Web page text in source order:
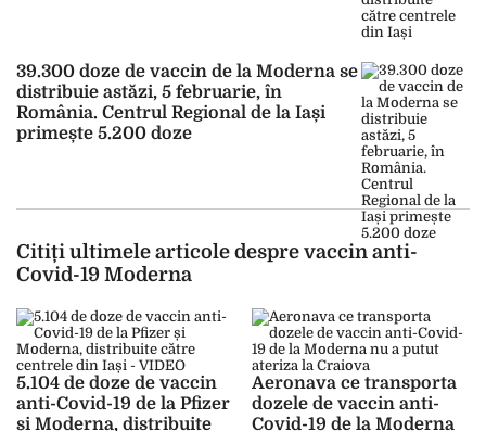
39.300 doze de vaccin de la Moderna se
distribuie astăzi, 5 februarie, în
România. Centrul Regional de la Iași
primește 5.200 doze
Citiți ultimele articole despre vaccin anti-
Covid-19 Moderna
5.104 de doze de vaccin
anti-Covid-19 de la Pfizer
și Moderna, distribuite
Aeronava ce transporta
dozele de vaccin anti-
Covid-19 de la Moderna